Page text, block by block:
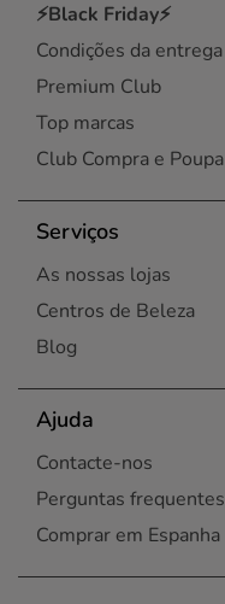
⚡Black Friday⚡
Condições da entrega
Premium Club
Top marcas
Club Compra e Poupa
Serviços
As nossas lojas
Centros de Beleza
Blog
Ajuda
Contacte-nos
Perguntas frequentes
Comprar em Espanha